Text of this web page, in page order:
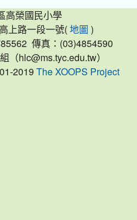
高榮國民小學
上路一段一號( 地圖 )
傳真：(03)4854590
（hlc@ms.tyc.edu.tw）
2019 The XOOPS Project